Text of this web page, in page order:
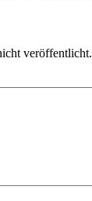
veröffentlicht.